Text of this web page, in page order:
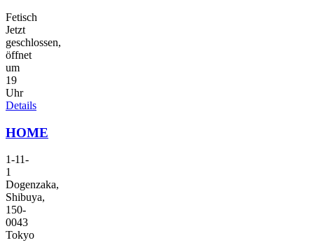
Fetisch
Jetzt
geschlossen,
öffnet
um
19
Uhr
Details
HOME
1-11-
1
Dogenzaka,
Shibuya,
150-
0043
Tokyo